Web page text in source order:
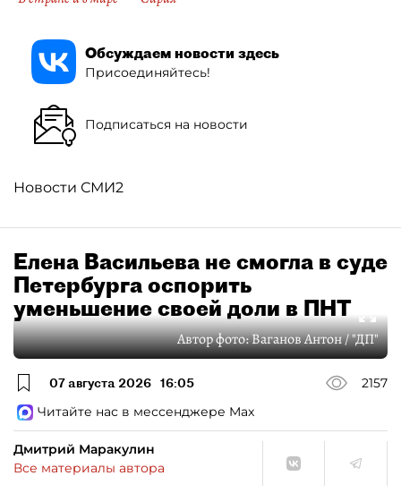
Обсуждаем новости здесь
Присоединяйтесь!
Подписаться на новости
Новости СМИ2
Елена Васильева не смогла в суде
Петербурга оспорить
уменьшение своей доли в ПНТ
Автор фото:Ваганов Антон / "ДП"
07 августа 2026 16:05
2157
Читайте нас в мессенджере Max
Дмитрий Маракулин
Все материалы автора